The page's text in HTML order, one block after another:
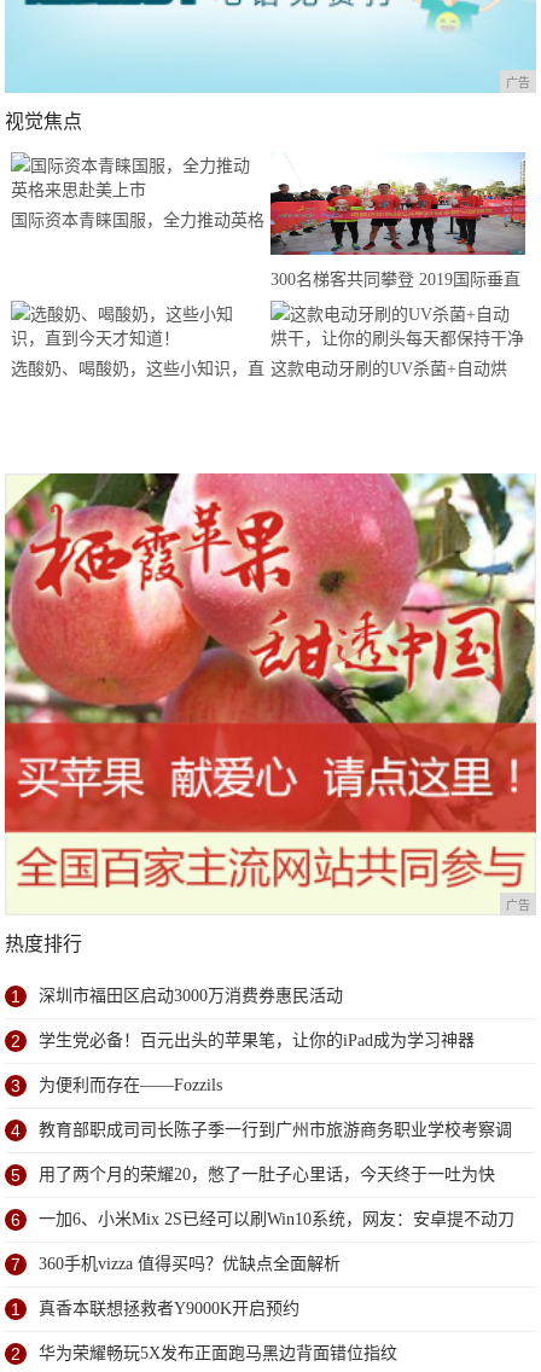
广告
视觉焦点
国际资本青睐国服，全力推动英格
300名梯客共同攀登 2019国际垂直
马拉松超级精英赛顺德海骏达中心
站欢乐开跑
选酸奶、喝酸奶，这些小知识，直 这款电动牙刷的UV杀菌+自动烘
广告
热度排行
1 深圳市福田区启动3000万消费券惠民活动
2 学生党必备！百元出头的苹果笔，让你的iPad成为学习神器
3 为便利而存在——Fozzils
4 教育部职成司司长陈子季一行到广州市旅游商务职业学校考察调
研
5 用了两个月的荣耀20，憋了一肚子心里话，今天终于一吐为快
6 一加6、小米Mix 2S已经可以刷Win10系统，网友：安卓提不动刀
了？
7 360手机vizza 值得买吗？优缺点全面解析
1 真香本联想拯救者Y9000K开启预约
2 华为荣耀畅玩5X发布正面跑马黑边背面错位指纹